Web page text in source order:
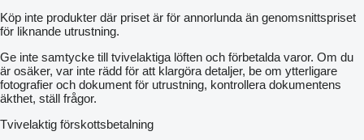
Köp inte produkter där priset är för annorlunda än genomsnittspriset
för liknande utrustning.
Ge inte samtycke till tvivelaktiga löften och förbetalda varor. Om du
är osäker, var inte rädd för att klargöra detaljer, be om ytterligare
fotografier och dokument för utrustning, kontrollera dokumentens
äkthet, ställ frågor.
Tvivelaktig förskottsbetalning